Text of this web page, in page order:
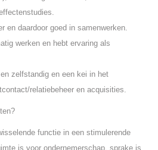
en daardoor goed in samenwerken.
werken en hebt ervaring als
zelfstandig en een kei in het
relatiebeheer en acquisities.
functie in een stimulerende
is voor ondernemerschap, sprake is